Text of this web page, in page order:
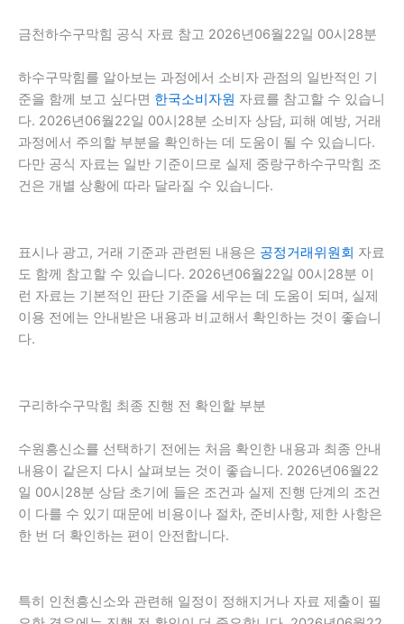
금천하수구막힘 공식 자료 참고 2026년06월22일 00시28분
하수구막힘를 알아보는 과정에서 소비자 관점의 일반적인 기
준을 함께 보고 싶다면 한국소비자원 자료를 참고할 수 있습니
다. 2026년06월22일 00시28분 소비자 상담, 피해 예방, 거래
과정에서 주의할 부분을 확인하는 데 도움이 될 수 있습니다.
다만 공식 자료는 일반 기준이므로 실제 중랑구하수구막힘 조
건은 개별 상황에 따라 달라질 수 있습니다.
표시나 광고, 거래 기준과 관련된 내용은 공정거래위원회 자료
도 함께 참고할 수 있습니다. 2026년06월22일 00시28분 이
런 자료는 기본적인 판단 기준을 세우는 데 도움이 되며, 실제
이용 전에는 안내받은 내용과 비교해서 확인하는 것이 좋습니
다.
구리하수구막힘 최종 진행 전 확인할 부분
수원흥신소를 선택하기 전에는 처음 확인한 내용과 최종 안내
내용이 같은지 다시 살펴보는 것이 좋습니다. 2026년06월22
일 00시28분 상담 초기에 들은 조건과 실제 진행 단계의 조건
이 다를 수 있기 때문에 비용이나 절차, 준비사항, 제한 사항은
한 번 더 확인하는 편이 안전합니다.
특히 인천흥신소와 관련해 일정이 정해지거나 자료 제출이 필